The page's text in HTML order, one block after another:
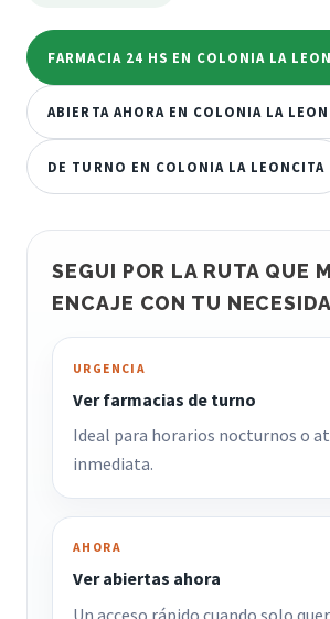
FARMACIA 24 HS EN COLONIA LA
ABIERTA AHORA EN COLONIA LA
DE TURNO EN COLONIA LA LEONCITA
SEGUI POR LA RUTA QUE
ENCAJE CON TU
URGENCIA
Ver farmacias de turno
Ideal para horarios nocturnos o
inmediata.
AHORA
Ver abiertas ahora
Un acceso rápido cuando solo